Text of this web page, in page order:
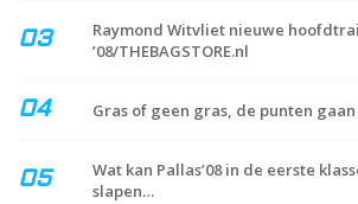
Raymond Witvliet nieuwe
’08/THEBAGSTORE.nl
Gras of geen gras, de punten
Wat kan Pallas’08 in de eerste
slapen…